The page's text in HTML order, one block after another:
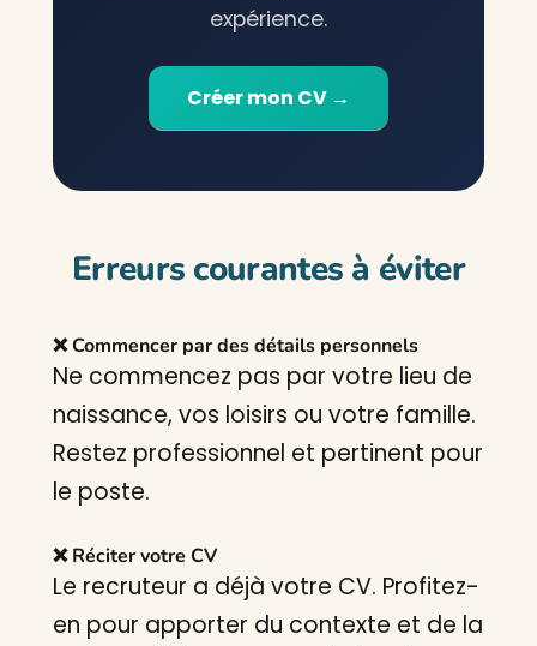
expérience.
Créer mon CV →
Erreurs courantes à éviter
❌ Commencer par des détails personnels
Ne commencez pas par votre lieu de
naissance, vos loisirs ou votre famille.
Restez professionnel et pertinent pour
le poste.
❌ Réciter votre CV
Le recruteur a déjà votre CV. Profitez-
en pour apporter du contexte et de la